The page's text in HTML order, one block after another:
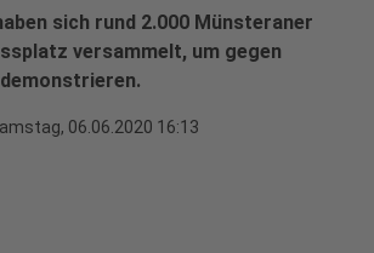
sich rund 2.000 Münsteraner
versammelt, um gegen
06.06.2020 16:13